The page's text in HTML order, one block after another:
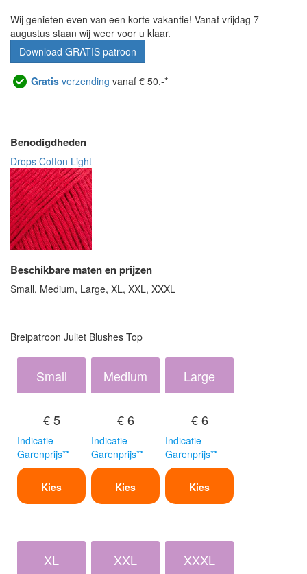
Wij genieten even van een korte vakantie! Vanaf vrijdag 7
augustus staan wij weer voor u klaar.
Download GRATIS patroon
Gratis verzending vanaf € 50,-*
Benodigdheden
Drops Cotton Light
Beschikbare maten en prijzen
Small, Medium, Large, XL, XXL, XXXL
Breipatroon Juliet Blushes Top
Small
€ 5
Indicatie
Garenprijs**
Kies
Medium
€ 6
Indicatie
Garenprijs**
Kies
Large
€ 6
Indicatie
Garenprijs**
Kies
XL XXL XXXL